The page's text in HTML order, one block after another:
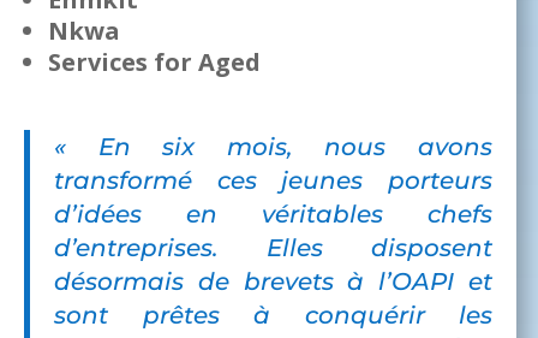
Nkwa
Services for Aged
« En six mois, nous avons
transformé ces jeunes porteurs
d’idées en véritables chefs
d’entreprises. Elles disposent
désormais de brevets à l’OAPI et
sont prêtes à conquérir les